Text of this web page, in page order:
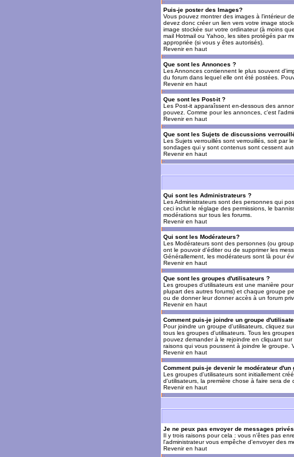
Puis-je poster des Images?
Vous pouvez montrer des images à l'intérieur
devez donc créer un lien vers votre image
image stockée sur votre ordinateur (à moins
mail Hotmail ou Yahoo, les sites protégés par
appropriée (si vous y êtes autorisés).
Revenir en haut
Que sont les Annonces ?
Les Annonces contiennent le plus souvent
du forum dans lequel elle ont été postées.
Revenir en haut
Que sont les Post-it ?
Les Post-it apparaîssent en-dessous des
pouvez. Comme pour les annonces, c'est
Revenir en haut
Que sont les Sujets de discussions
Les Sujets verrouillés sont verrouillés, soit par
sondages qui y sont contenus sont cessent
Revenir en haut
Qui sont les Administrateurs ?
Les Administrateurs sont des personnes qui
ceci inclut le réglage des permissions, le
modérations sur tous les forums.
Revenir en haut
Qui sont les Modérateurs?
Les Modérateurs sont des personnes (ou
ont le pouvoir d'éditer ou de supprimer les
Générallement, les modérateurs sont là pour
Revenir en haut
Que sont les groupes d'utilisateurs ?
Les groupes d'utilisateurs est une manière
plupart des autres forums) et chaque groupe
ou de donner leur donner accès à un forum
Revenir en haut
Comment puis-je joindre un groupe
Pour joindre un groupe d'utilisateurs, cliquez
tous les groupes d'utilisateurs. Tous les
pouvez demander à le rejoindre en cliquant
raisons qui vous poussent à joindre le groupe.
Revenir en haut
Comment puis-je devenir le modérateur
Les groupes d'utilisateurs sont initiallement
d'utilisateurs, la première chose à faire sera de
Revenir en haut
Je ne peux pas envoyer de messages
Il y trois raisons pour cela : vous n'êtes pas
l'administrateur vous empêche d'envoyer des
Revenir en haut